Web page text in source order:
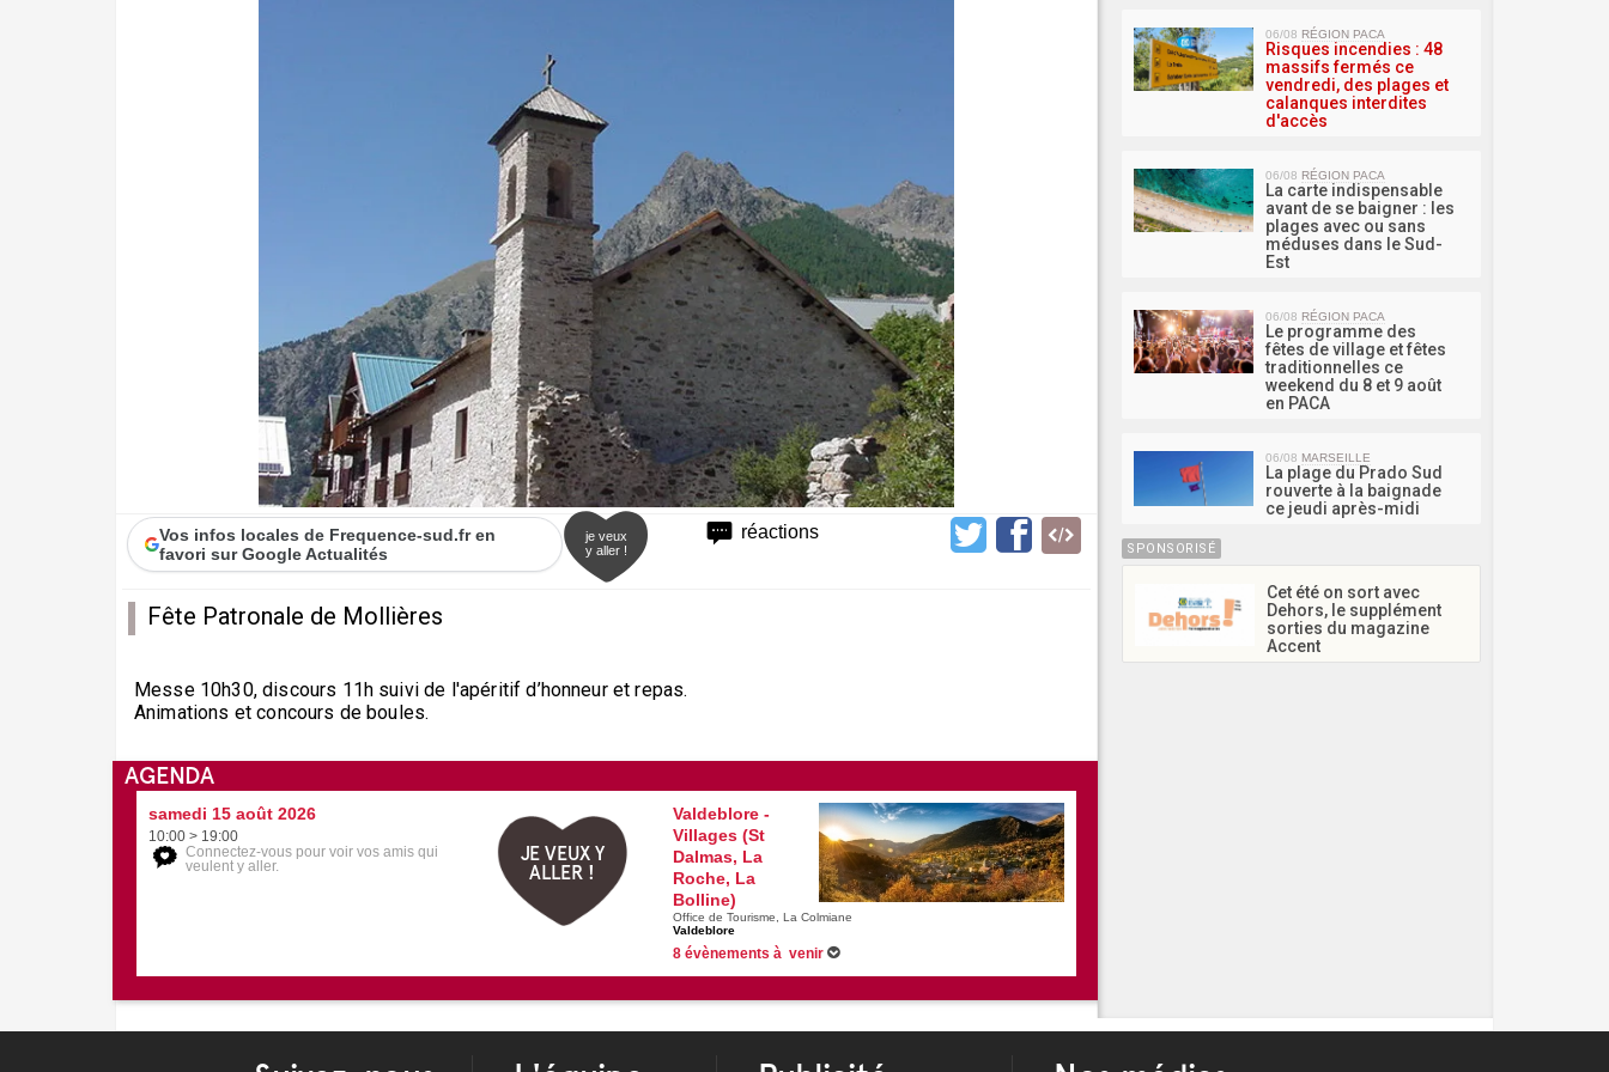
réactions
Vos infos locales de Frequence-sud.fr en
favori sur Google Actualités
je veux
y aller !
Fête Patronale de Mollières
Messe 10h30, discours 11h suivi de l'apéritif d’honneur et repas.
Animations et concours de boules.
AGENDA
samedi 15 août 2026
10:00 > 19:00
Connectez-vous pour voir vos amis qui
veulent y aller.
JE VEUX Y
ALLER !
Valdeblore -
Villages (St
Dalmas, La
Roche, La
Bolline)
Office de Tourisme, La Colmiane
Valdeblore
8 évènements à venir
06/08 RÉGION PACA
Risques incendies : 48
massifs fermés ce
vendredi, des plages et
calanques interdites
d'accès
06/08 RÉGION PACA
La carte indispensable
avant de se baigner : les
plages avec ou sans
méduses dans le Sud-
Est
06/08 RÉGION PACA
Le programme des
fêtes de village et fêtes
traditionnelles ce
weekend du 8 et 9 août
en PACA
06/08 MARSEILLE
La plage du Prado Sud
rouverte à la baignade
ce jeudi après-midi
SPONSORISÉ
Cet été on sort avec
Dehors, le supplément
sorties du magazine
Accent